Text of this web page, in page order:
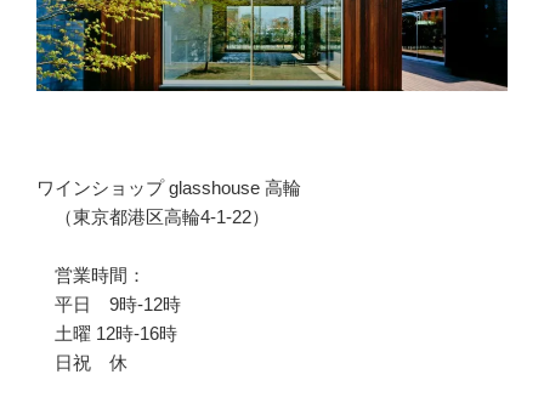
ワインショップ glasshouse 高輪
（東京都港区高輪4-1-22）
営業時間：
平日 9時-12時
土曜 12時-16時
日祝 休